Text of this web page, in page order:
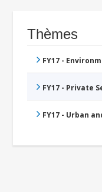
Thèmes
FY17 -
FY17 - Private
FY17 - Urban